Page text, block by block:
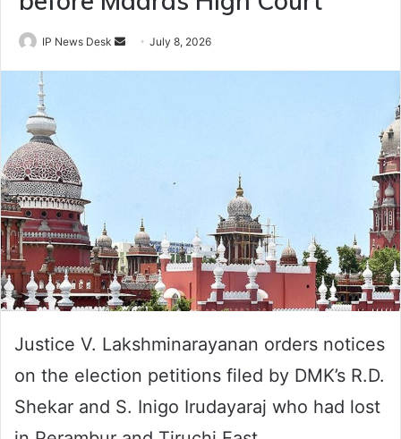
IP News Desk
SendJuly 8, 2026
Justice V. Lakshminarayanan orders notices
on the election petitions filed by DMK’s R.D.
Shekar and S. Inigo Irudayaraj who had lost